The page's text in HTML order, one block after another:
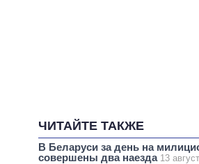
ЧИТАЙТЕ ТАКЖЕ
В Беларуси за день на
совершены два наезда 13